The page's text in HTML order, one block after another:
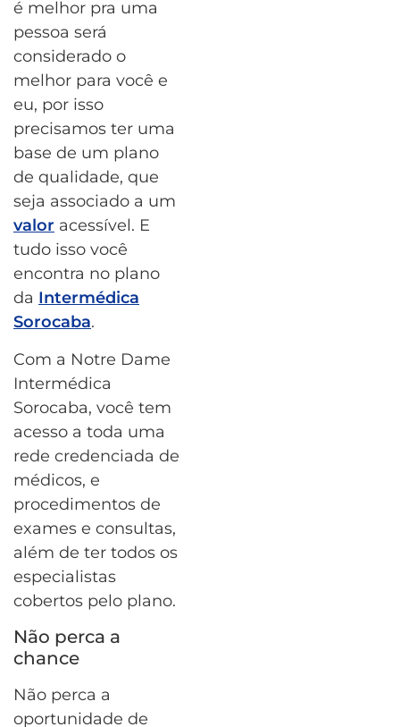
é melhor pra uma
pessoa será
considerado o
melhor para você e
eu, por isso
precisamos ter uma
base de um plano
de qualidade, que
seja associado a um
valor acessível. E
tudo isso você
encontra no plano
da Intermédica
Sorocaba.
Com a Notre Dame
Intermédica
Sorocaba, você tem
acesso a toda uma
rede credenciada de
médicos, e
procedimentos de
exames e consultas,
além de ter todos os
especialistas
cobertos pelo plano.
Não perca a
chance
Não perca a
oportunidade de